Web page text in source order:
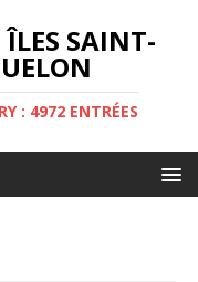
SAINT-
: 4972 ENTRÉES